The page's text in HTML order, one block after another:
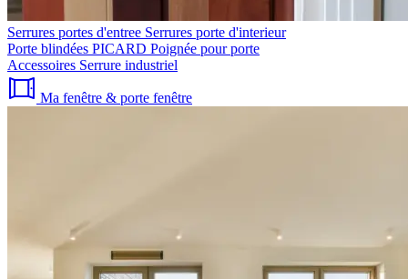
Serrures portes d'entree Serrures porte d'interieur
Porte blindées PICARD Poignée pour porte
Accessoires Serrure industriel
Ma fenêtre & porte fenêtre